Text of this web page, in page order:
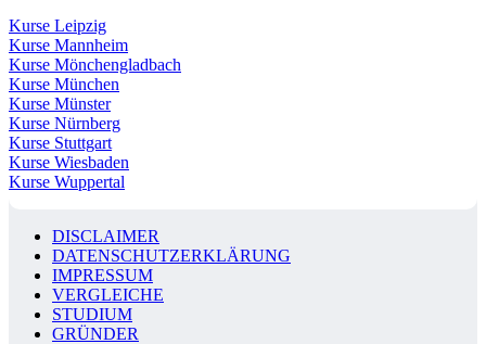
Kurse Leipzig
Kurse Mannheim
Kurse Mönchengladbach
Kurse München
Kurse Münster
Kurse Nürnberg
Kurse Stuttgart
Kurse Wiesbaden
Kurse Wuppertal
DISCLAIMER
DATENSCHUTZERKLÄRUNG
IMPRESSUM
VERGLEICHE
STUDIUM
GRÜNDER